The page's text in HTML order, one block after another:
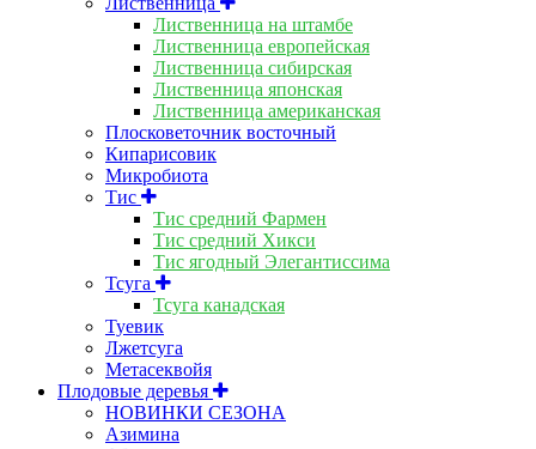
Лиственница на штамбе
Лиственница европейская
Лиственница сибирская
Лиственница японская
Лиственница американская
Плосковеточник восточный
Кипарисовик
Микробиота
Тис
Тис средний Фармен
Тис средний Хикси
Тис ягодный Элегантиссима
Тсуга
Тсуга канадская
Туевик
Лжетсуга
Метасеквойя
Плодовые деревья
НОВИНКИ СЕЗОНА
Азимина